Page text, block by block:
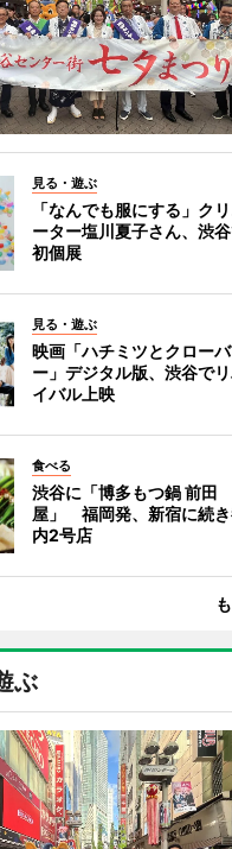
見る・遊ぶ
「なんでも服にする」ク
ーター塩川夏子さん、渋
初個展
見る・遊ぶ
映画「ハチミツとクローバ
ー」デジタル版、渋谷で
イバル上映
食べる
渋谷に「博多もつ鍋 前田
屋」 福岡発、新宿に続
内2号店
ぶ